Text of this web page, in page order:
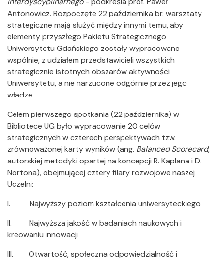
Antonowicz. Rozpoczęte 22 października br. warsztaty
strategiczne mają służyć między innymi temu, aby
elementy przyszłego Pakietu Strategicznego
Uniwersytetu Gdańskiego zostały wypracowane
wspólnie, z udziałem przedstawicieli wszystkich
strategicznie istotnych obszarów aktywności
Uniwersytetu, a nie narzucone odgórnie przez jego
władze.
Celem pierwszego spotkania (22 października) w
Bibliotece UG było wypracowanie 20 celów
strategicznych w czterech perspektywach tzw.
zrównoważonej karty wyników (ang. Balanced Scorecard,
autorskiej metodyki opartej na koncepcji R. Kaplana i D.
Nortona), obejmującej cztery filary rozwojowe naszej
Uczelni:
I. Najwyższy poziom kształcenia uniwersyteckiego
II. Najwyższa jakość w badaniach naukowych i
kreowaniu innowacji
III. Otwartość, społeczna odpowiedzialność i